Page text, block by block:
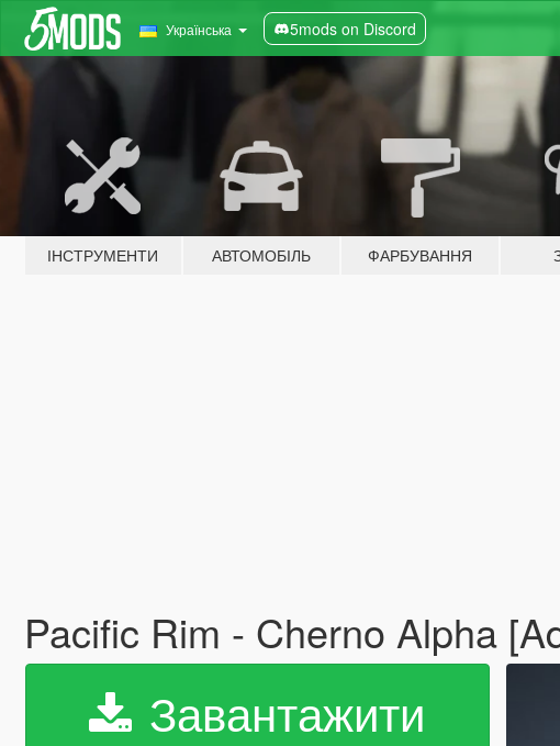
Українська 5mods on Discord
ІНСТРУМЕНТИ АВТОМОБІЛЬ ФАРБУВАННЯ
Pacific Rim - Cherno Alpha
Завантажити